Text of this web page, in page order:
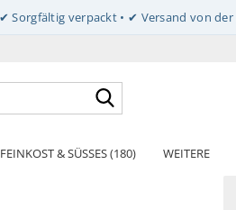
FEINKOST & SÜSSES (180) WEITERE